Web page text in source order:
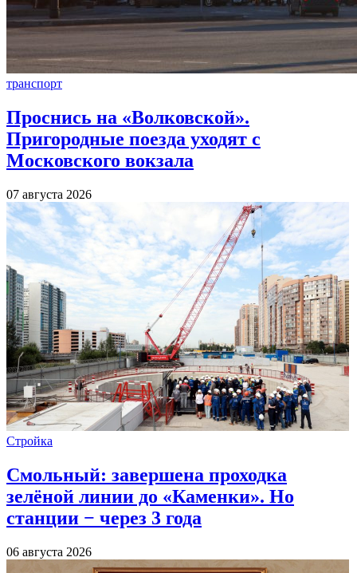
транспорт
Проснись на «Волковской».
Пригородные поезда уходят с
Московского вокзала
07 августа 2026
Стройка
Смольный: завершена проходка
зелёной линии до «Каменки». Но
станции − через 3 года
06 августа 2026